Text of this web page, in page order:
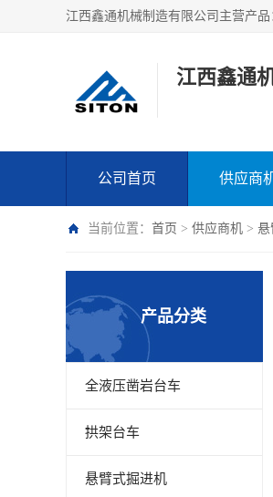
江西鑫通
公司首页 供应商
当前位置： 首页 > 供应商机 > 悬
产品分类
全液压凿岩台车
拱架台车
悬臂式掘进机